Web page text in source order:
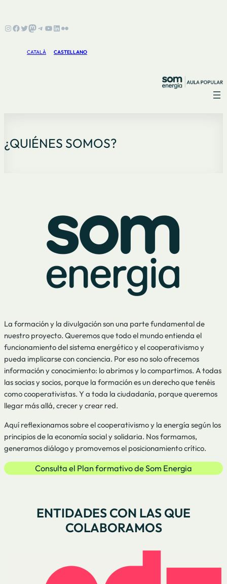
Instagram
Facebook
Twitter
Mastodon
Telegram
YouTube
LinkedIn
Flickr
CATALÀ CASTELLANO
¿QUIÉNES SOMOS?
La formación y la divulgación son una parte fundamental de
nuestro proyecto. Queremos que todo el mundo entienda el
funcionamiento del sistema energético y el cooperativismo y
pueda implicarse con conciencia. Por eso no solo ofrecemos
información y conocimiento: lo abrimos y lo compartimos. A todas
las socias y socios, porque la formación es un derecho que tenéis
como cooperativistas. Y a toda la ciudadanía, porque queremos
llegar más allá, crecer y crear red.
Aquí reflexionamos sobre el cooperativismo y la energía según los
principios de la economía social y solidaria. Nos formamos,
generamos diálogo y promovemos el posicionamiento crítico.
Consulta el Plan formativo de Som Energia
ENTIDADES CON LAS QUE
COLABORAMOS